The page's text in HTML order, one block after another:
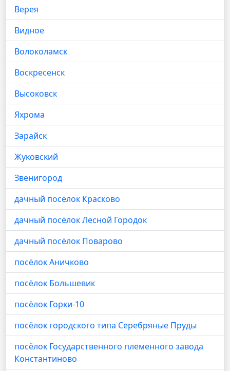
Верея
Видное
Волоколамск
Воскресенск
Высоковск
Яхрома
Зарайск
Жуковский
Звенигород
дачный посёлок Красково
дачный посёлок Лесной Городок
дачный посёлок Поварово
посёлок Аничково
посёлок Большевик
посёлок Горки-10
посёлок городского типа Серебряные Пруды
посёлок Государственного племенного завода
Константиново